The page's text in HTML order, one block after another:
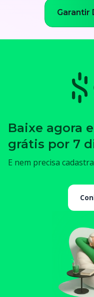
Garantir
Baixe agora
grátis por 7
E nem precisa